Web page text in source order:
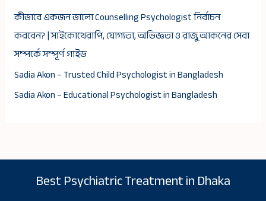
কীভাবে একজন ভালো Counselling Psychologist নির্বাচন
করবেন? | সাইকোথেরাপি, যোগ্যতা, অভিজ্ঞতা ও রাজু আকনের সেবা
সম্পর্কে সম্পূর্ণ গাইড
Sadia Akon – Trusted Child Psychologist in Bangladesh
Sadia Akon – Educational Psychologist in Bangladesh
Best Psychiatric Treatment in Dhaka